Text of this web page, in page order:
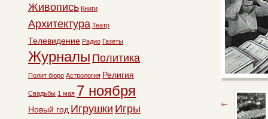
Живопись Книги
Архитектура Театр
Телевидение Радио Газеты
Журналы Политика
Полит бюро Астрология Религия
Свадьбы 1 мая 7 ноября
Новый год Игрушки Игры